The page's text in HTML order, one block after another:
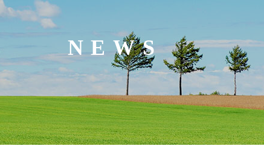
NEWS